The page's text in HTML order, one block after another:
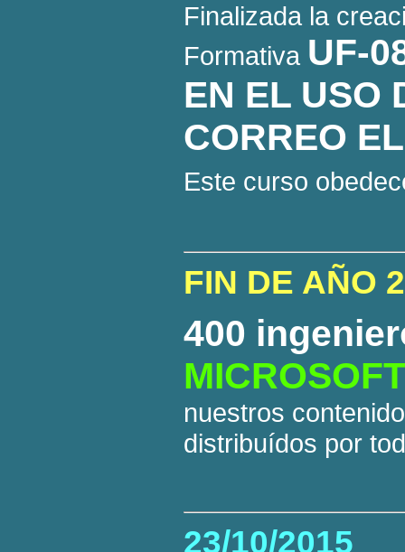
Finalizada la
Formativa UF-
EN EL USO
CORREO
Este curso
FIN DE AÑO
400
nuestros
distribuídos por
23/10/2015